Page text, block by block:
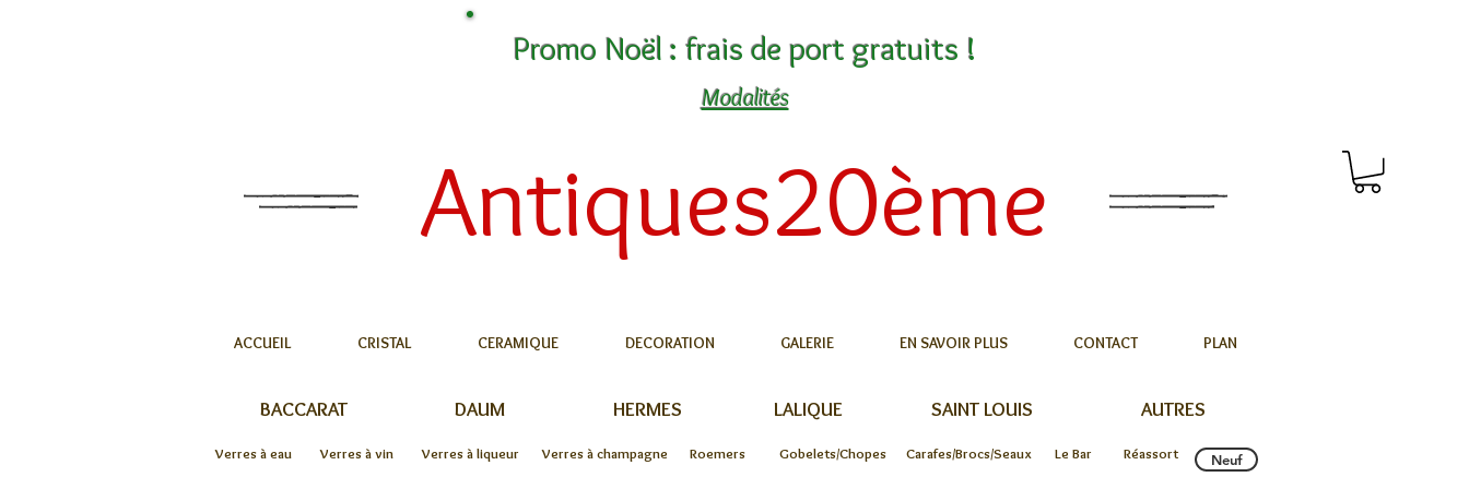
Promo Noël : frais de port gratuits !
Modalités
Antiques20ème
ACCUEIL CRISTAL CERAMIQUE DECORATION GALERIE EN SAVOIR PLUS CONTACT PLAN
BACCARAT DAUM HERMES LALIQUE SAINT LOUIS AUTRES
Verres à eau Verres à vin Verres à liqueur Verres à champagne Roemers Gobelets/Chopes Carafes/Brocs/Seaux Le Bar Réassort Neuf